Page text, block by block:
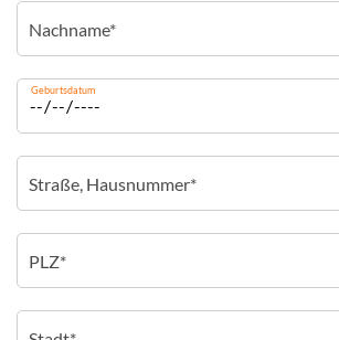
Geburtsdatum